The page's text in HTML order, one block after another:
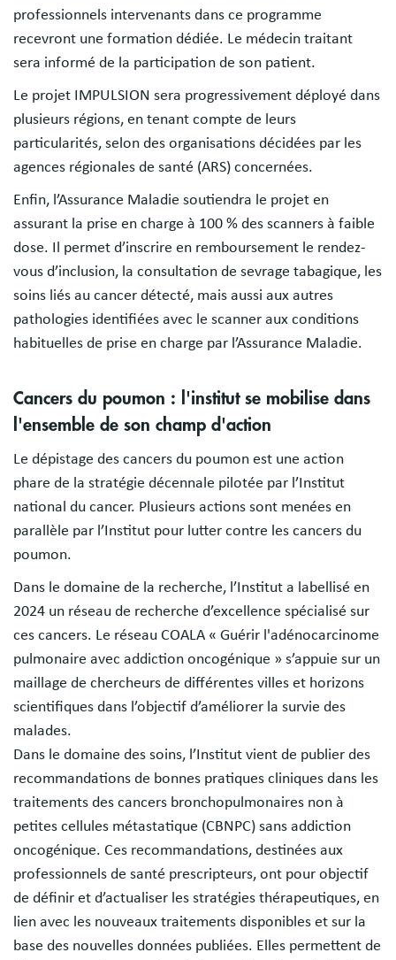
professionnels intervenants dans ce programme
recevront une formation dédiée. Le médecin traitant
sera informé de la participation de son patient.
Le projet IMPULSION sera progressivement déployé dans
plusieurs régions, en tenant compte de leurs
particularités, selon des organisations décidées par les
agences régionales de santé (ARS) concernées.
Enfin, l’Assurance Maladie soutiendra le projet en
assurant la prise en charge à 100 % des scanners à faible
dose. Il permet d’inscrire en remboursement le rendez-
vous d’inclusion, la consultation de sevrage tabagique, les
soins liés au cancer détecté, mais aussi aux autres
pathologies identifiées avec le scanner aux conditions
habituelles de prise en charge par l’Assurance Maladie.
Cancers du poumon : l'institut se mobilise dans
l'ensemble de son champ d'action
Le dépistage des cancers du poumon est une action
phare de la stratégie décennale pilotée par l’Institut
national du cancer. Plusieurs actions sont menées en
parallèle par l’Institut pour lutter contre les cancers du
poumon.
Dans le domaine de la recherche, l’Institut a labellisé en
2024 un réseau de recherche d’excellence spécialisé sur
ces cancers. Le réseau COALA « Guérir l'adénocarcinome
pulmonaire avec addiction oncogénique » s’appuie sur un
maillage de chercheurs de différentes villes et horizons
scientifiques dans l’objectif d’améliorer la survie des
malades.
Dans le domaine des soins, l’Institut vient de publier des
recommandations de bonnes pratiques cliniques dans les
traitements des cancers bronchopulmonaires non à
petites cellules métastatique (CBNPC) sans addiction
oncogénique. Ces recommandations, destinées aux
professionnels de santé prescripteurs, ont pour objectif
de définir et d’actualiser les stratégies thérapeutiques, en
lien avec les nouveaux traitements disponibles et sur la
base des nouvelles données publiées. Elles permettent de